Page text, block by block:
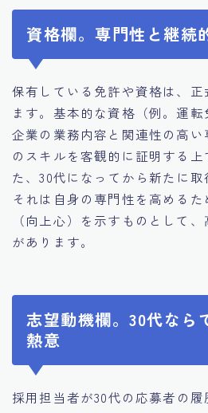
資格欄。専門性と継続
保有している免許や資格は、
ます。基本的な資格（例。運
企業の業務内容と関連性の高
のスキルを客観的に証明する
た、30代になってから新たに取
それは自身の専門性を高める
（向上心）を示すものとして
があります。
志望動機欄。30代なら
熱意
採用担当者が30代の応募者の